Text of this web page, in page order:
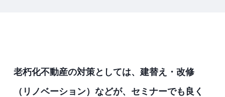
老朽化不動産の対策としては、建替え・改修
（リノベーション）などが、セミナーでも良く